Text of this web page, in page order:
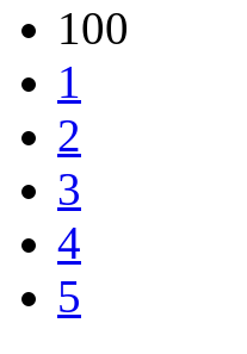
100
1
2
3
4
5